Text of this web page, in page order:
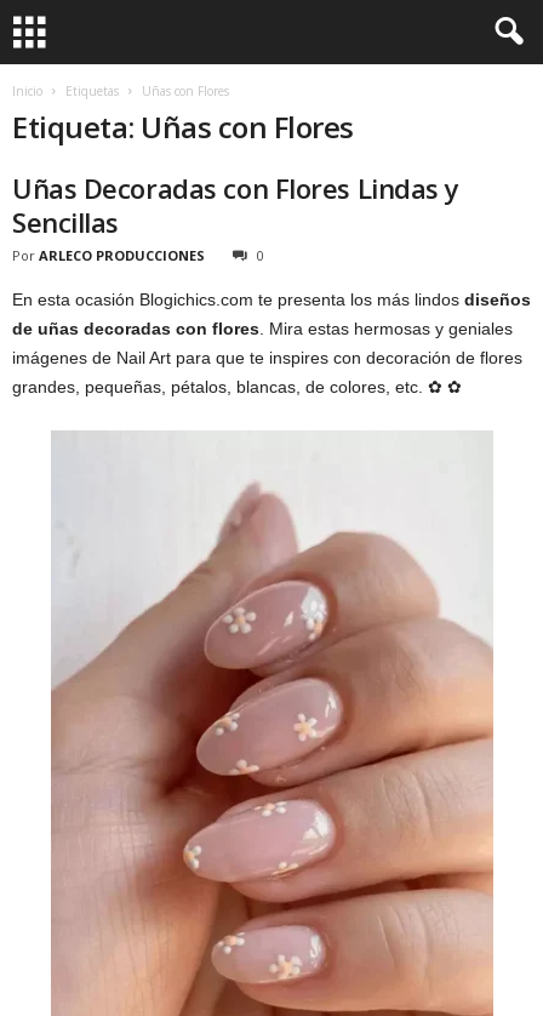
Inicio Etiquetas Uñas con Flores
Etiqueta: Uñas con Flores
Uñas Decoradas con Flores Lindas y
Sencillas
Por ARLECO PRODUCCIONES 0
En esta ocasión Blogichics.com te presenta los más lindos diseños
de uñas decoradas con flores . Mira estas hermosas y geniales
imágenes de Nail Art para que te inspires con decoración de flores
grandes, pequeñas, pétalos, blancas, de colores, etc. ✿ ✿